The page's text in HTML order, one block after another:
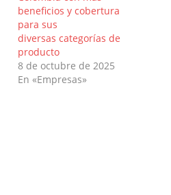
beneficios y cobertura
para sus
diversas categorías de
producto
8 de octubre de 2025
En «Empresas»